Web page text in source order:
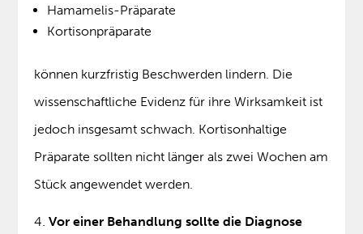
Hamamelis-Präparate
Kortisonpräparate
können kurzfristig Beschwerden lindern. Die
wissenschaftliche Evidenz für ihre Wirksamkeit ist
jedoch insgesamt schwach. Kortisonhaltige
Präparate sollten nicht länger als zwei Wochen am
Stück angewendet werden.
Vor einer Behandlung sollte die Diagnose